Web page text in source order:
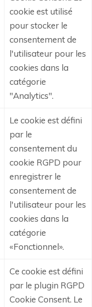
cookie est utilisé
pour stocker le
consentement de
l'utilisateur pour les
cookies dans la
catégorie
"Analytics".
Le cookie est défini
par le
consentement du
cookie RGPD pour
enregistrer le
consentement de
l'utilisateur pour les
cookies dans la
catégorie
«Fonctionnel».
Ce cookie est défini
par le plugin RGPD
Cookie Consent. Le